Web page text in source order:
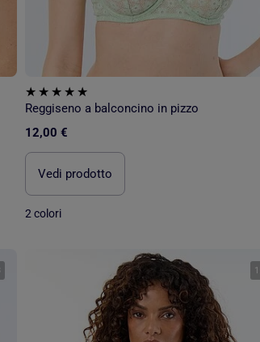
Reggiseno a balconcino in pizzo
12,00 €
Vedi prodotto
2 colori
1